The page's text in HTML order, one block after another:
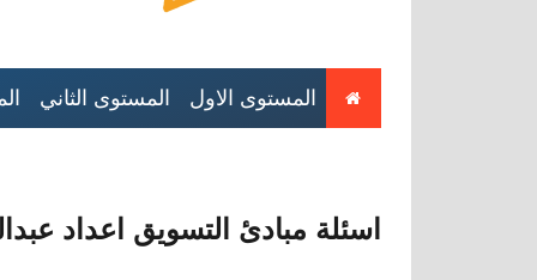
المستوى الاول المستوى الثاني
اسئلة مبادئ التسويق اعداد